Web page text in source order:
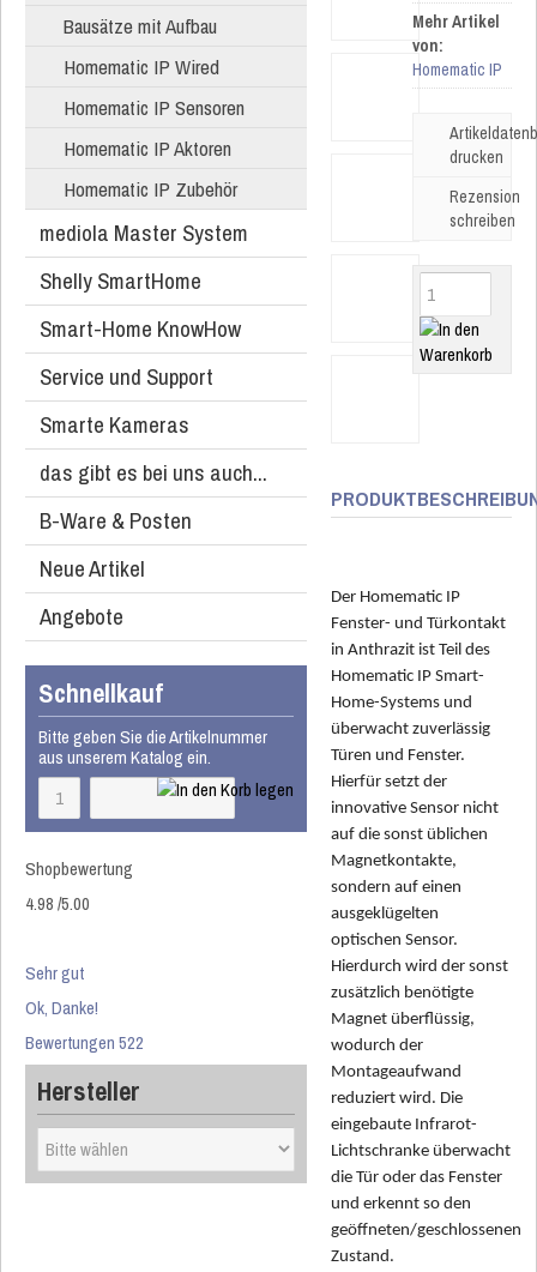
Bausätze mit Aufbau
Homematic IP Wired
Homematic IP Sensoren
Homematic IP Aktoren
Homematic IP Zubehör
mediola Master System
Shelly SmartHome
Smart-Home KnowHow
Service und Support
Smarte Kameras
das gibt es bei uns auch...
B-Ware & Posten
Neue Artikel
Angebote
Schnellkauf
Bitte geben Sie die Artikelnummer
aus unserem Katalog ein.
Shopbewertung
4.98/5.00
Sehr gut
Ok, Danke!
Bewertungen 522
Hersteller
Mehr Artikel
von:
Homematic IP
drucken
Rezension
schreiben
Der Homematic IP
Fenster- und Türkontakt
in Anthrazit ist Teil des
Homematic IP Smart-
Home-Systems und
überwacht zuverlässig
Türen und Fenster.
Hierfür setzt der
innovative Sensor nicht
auf die sonst üblichen
Magnetkontakte,
sondern auf einen
ausgeklügelten
optischen Sensor.
Hierdurch wird der sonst
zusätzlich benötigte
Magnet überflüssig,
wodurch der
Montageaufwand
reduziert wird. Die
eingebaute Infrarot-
Lichtschranke überwacht
die Tür oder das Fenster
und erkennt so den
geöffneten/geschlossenen
Zustand.